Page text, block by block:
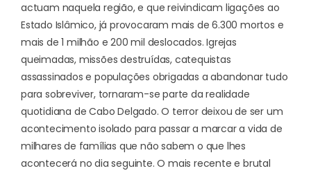
actuam naquela região, e que reivindicam ligações ao
Estado Islâmico, já provocaram mais de 6.300 mortos e
mais de 1 milhão e 200 mil deslocados. Igrejas
queimadas, missões destruídas, catequistas
assassinados e populações obrigadas a abandonar tudo
para sobreviver, tornaram-se parte da realidade
quotidiana de Cabo Delgado. O terror deixou de ser um
acontecimento isolado para passar a marcar a vida de
milhares de famílias que não sabem o que lhes
acontecerá no dia seguinte. O mais recente e brutal